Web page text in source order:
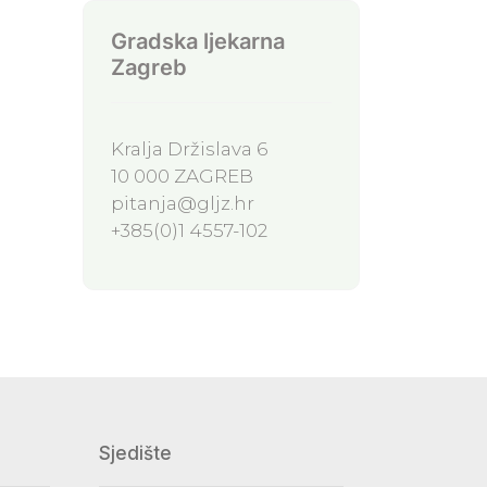
Gradska ljekarna
Zagreb
Kralja Držislava 6
10 000 ZAGREB
pitanja@gljz.hr
+385(0)1 4557-102
Sjedište